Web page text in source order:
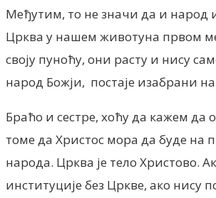
Међутим, то не значи да и народ
Црква у нашем животуна првом
своју пуноћу, они расту и нису
народ Божји, постаје изабрани
Браћо и сестре, хоћу да кажем да
томе да Христос мора да буде на
народа. Црква је тело Христово.
институције без Цркве, ако нису